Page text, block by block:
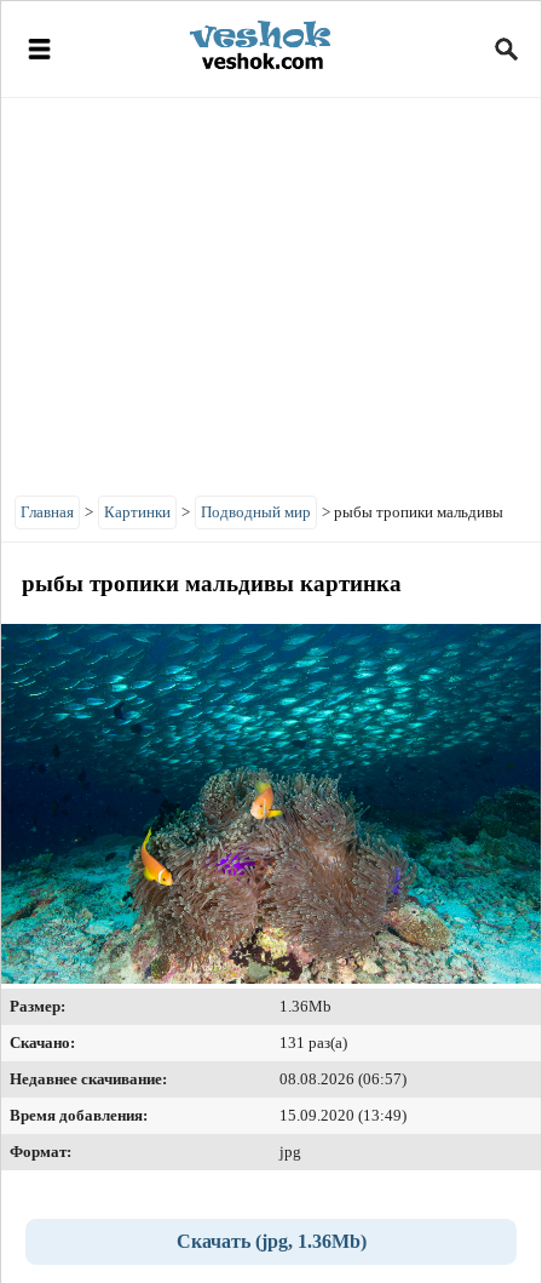
Главная > Картинки > Подводный мир > рыбы тропики мальдивы
рыбы тропики мальдивы картинка
Размер:
1.36Mb
Скачано:
131 раз(а)
Недавнее скачивание:
08.08.2026 (06:57)
Время добавления:
15.09.2020 (13:49)
Формат:
jpg
Скачать (jpg, 1.36Mb)